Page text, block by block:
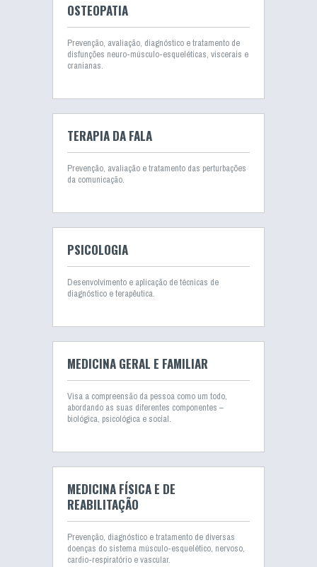
OSTEOPATIA
Prevenção, avaliação, diagnóstico e tratamento de
disfunções neuro-músculo-esqueléticas, viscerais e
cranianas.
TERAPIA DA FALA
Prevenção, avaliação e tratamento das perturbações
da comunicação.
PSICOLOGIA
Desenvolvimento e aplicação de técnicas de
diagnóstico e terapêutica.
MEDICINA GERAL E FAMILIAR
Visa a compreensão da pessoa como um todo,
abordando as suas diferentes componentes –
biológica, psicológica e social.
MEDICINA FÍSICA E DE
REABILITAÇÃO
Prevenção, diagnóstico e tratamento de diversas
doenças do sistema músculo-esquelético, nervoso,
cardio-respiratório e vascular.